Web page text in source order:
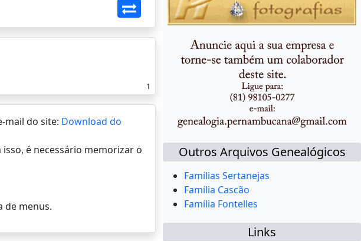
1
mail do site: Download do
isso, é necessário memorizar o
de menus.
Outros Arquivos Genealógicos
Famílias Sertanejas
Família Cascão
Família Fontelles
Links